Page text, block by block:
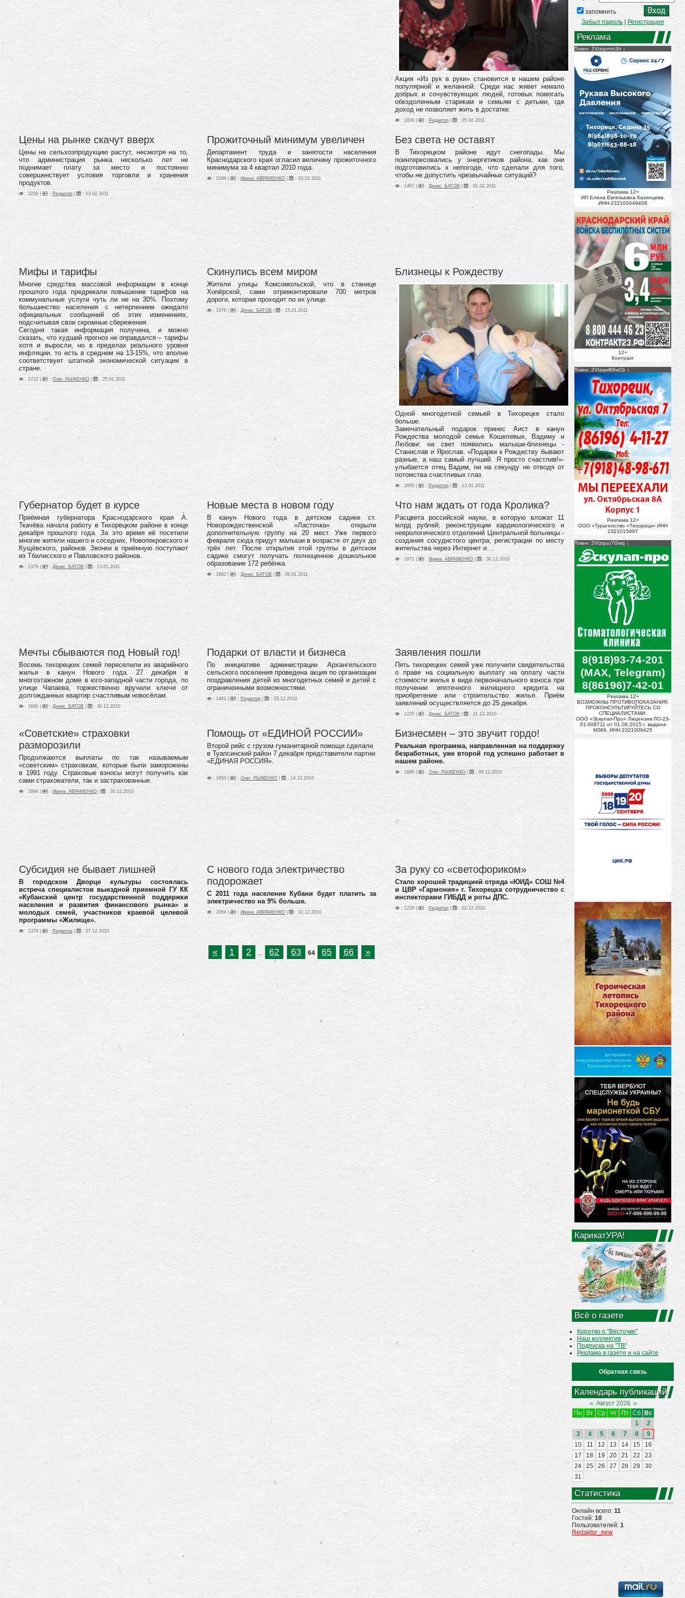
запомнить
Забыл пароль
Регистрация
Реклама
Токен: 2Vtzqvntn3h
Реклама 12+
ИП Елена Евгеньевна Казинцева.
ИНН-232100449408
12+
Контракт
Токен: 2VtzqwB9wCb
Реклама 12+
ООО «Турагенство «Тихорецк» ИНН
2321015997
Токен: 2Vtzquo7Gwq
8(918)93-74-201
(MAX, Telegram)
8(86196)7-42-01
Реклама 12+
ВОЗМОЖНЫ ПРОТИВОПОКАЗАНИЯ.
ПРОКОНСУЛЬТИРУЙТЕСЬ СО
СПЕЦИАЛИСТАМИ.
ООО «Эскулап-Про» Лицензия ЛО-23-
01-008711 от 01.06.2015 г. выдана
МЗКК. ИНН 2321009425
КарикатУРА!
Всё о газете
Коротко о "Весточке"
Наш коллектив
Подписка на "ТВ"
Реклама в газете и на сайте
Обратная связь
Календарь публикаций
« Август 2026 »
Пн
Вт Ср Чт Пт Сб
Вс
1
2
3
4 5 6 7 8
9
10
11 12 13 14 15
16
17
18 19 20 21 22
23
24
25 26 27 28 29
30
31
Статистика
Онлайн всего: 11
Гостей: 10
Пользователей: 1
Redaktor_new
Акция «Из рук в руки» становится в нашем районе
популярной и желанной. Среди нас живет немало
добрых и сочувствующих людей, готовых помогать
обездоленным старикам и семьям с детьми, где
доход не позволяет жить в достатке.
: 1830 | : Редактор | :05.02.2011
Цены на рынке скачут вверх
Цены на сельхозпродукцию растут, несмотря на то,
что администрация рынка несколько лет не
поднимает плату за место и постоянно
совершенствует условия торговли и хранения
продуктов.
: 2256 | : Редактор | : 03.02.2011
Прожиточный минимум увеличен
Департамент труда и занятости населения
Краснодарского края огласил величину прожиточного
минимума за 4 квартал 2010 года.
: 2189 | : Ирина_АВРАМЕНКО | :03.02.2011
Без света не оставят
В Тихорецком районе идут снегопады. Мы
поинтересовались у энергетиков района, как они
подготовились к непогоде, что сделали для того,
чтобы не допустить чрезвычайных ситуаций?
: 1497 | :Денис_БАТОВ | :01.02.2011
Мифы и тарифы
Многие средства массовой информации в конце
прошлого года предрекали повышение тарифов на
коммунальные услуги чуть ли не на 30%. Поэтому
большинство населения с нетерпением ожидало
официальных сообщений об этих изменениях,
подсчитывая свои скромные сбережения.
Сегодня такая информация получена, и можно
сказать, что худший прогноз не оправдался – тарифы
хотя и выросли, но в пределах реального уровня
инфляции, то есть в среднем на 13-15%, что вполне
соответствует штатной экономической ситуации в
стране.
: 1712 | : Олег_РЫЖЕНКО : 25.01.2011
Скинулись всем миром
Жители улицы Комсомольской, что в станице
Хопёрской, сами отремонтировали 700 метров
дороги, которая проходит по их улице.
: 1576 | :Денис_БАТОВ | :15.01.2011
Близнецы к Рождеству
Одной многодетной семьей в Тихорецке стало
больше.
Замечательный подарок принес Аист в канун
Рождества молодой семье Кошелевых, Вадиму и
Любови: на свет появились малыши-близнецы -
Станислав и Ярослав. «Подарки к Рождеству бывают
разные, а наш самый лучший. Я просто счастлив!»-
улыбается отец Вадим, ни на секунду не отводя от
потомства счастливых глаз.
: 1850 | : Редактор | :13.01.2011
Губернатор будет в курсе
Приёмная губернатора Краснодарского края А.
Ткачёва начала работу в Тихорецком районе в конце
декабря прошлого года. За это время её посетили
многие жители нашего и соседних, Новопокровского и
Кущёвского, районов. Звонки в приёмную поступают
из Тбилисского и Павловского районов.
: 1379 | :Денис_БАТОВ : 13.01.2011
Новые места в новом году
В канун Нового года в детском садике ст.
Новорождественской «Ласточка» открыли
дополнительную группу на 20 мест. Уже первого
февраля сюда придут малыши в возрасте от двух до
трёх лет. После открытия этой группы в детском
садике смогут получать полноценное дошкольное
образование 172 ребёнка.
: 1682 | :Денис_БАТОВ | :06.01.2011
Что нам ждать от года Кролика?
Расцвета российской науки, в которую вложат 11
млрд рублей;реконструкции кардиологического и
неврологического отделений Центральной больницы -
создания сосудистого центра;регистрации по месту
жительства через Интернет и ...
: 1871 | :Ирина_АВРАМЕНКО | :30.12.2010
Мечты сбываются под Новый год!
Восемь тихорецких семей переселили из аварийного
жилья в канун Нового года. 27 декабря в
многоэтажном доме в юго-западной части города, по
улице Чапаева, торжественно вручили ключи от
долгожданных квартир счастливым новосёлам.
: 1680 | : Денис_БАТОВ : 30.12.2010
Подарки от власти и бизнеса
По инициативе администрации Архангельского
сельского поселения проведена акция по организации
поздравления детей из многодетных семей и детей с
ограниченными возможностями.
: 1461 | : Редактор| :25.12.2010
Заявления пошли
Пять тихорецких семей уже получили свидетельства
о праве на социальную выплату на оплату части
стоимости жилья в виде первоначального взноса при
получении ипотечного жилищного кредита на
приобретение или строительство жилья.
Приём
заявлений осуществляется до 25 декабря.
: 1225 | :Денис_БАТОВ | :21.12.2010
«Советские» страховки
разморозили
Продолжаются выплаты по так называемым
«советским» страховкам, которые были заморожены
в 1991 году. Страховые взносы могут получить как
сами страхователи, так и застрахованные.
: 1694 | : Ирина_АВРАМЕНКО | : 20.12.2010
Помощь от «ЕДИНОЙ РОССИИ»
Второй рейс с грузом гуманитарной помощи сделали
в Туапсинский район 7 декабря представители партии
«ЕДИНАЯ РОССИЯ».
: 1653 | :Олег_РЫЖЕНКО | :14.12.2010
Бизнесмен – это звучит гордо!
Реальная программа, направленная на поддержку
безработных, уже второй год успешно работает в
нашем районе.
: 1686 | :Олег_РЫЖЕНКО | :09.12.2010
Субсидия не бывает лишней
В городском Дворце культуры состоялась
встреча специалистов выездной приемной ГУ КК
«Кубанский центр государственной поддержки
населения и развития финансового рынка» и
молодых семей, участников краевой целевой
программы «Жилище».
: 1379 | : Редактор : 07.12.2010
С нового года электричество
подорожает
C 2011 года население Кубани будет платить за
электричество на 9% больше.
: 2064 | : Ирина_АВРАМЕНКО | :02.12.2010
За руку со «светофориком»
Стало хорошей традицией отряда «ЮИД» СОШ №4
и ЦВР «Гармония» г. Тихорецка сотрудничество с
инспекторами ГИБДД и роты ДПС.
: 1229 | : Редактор | :02.12.2010
« 1 2 ... 62 63 64 65 66 »